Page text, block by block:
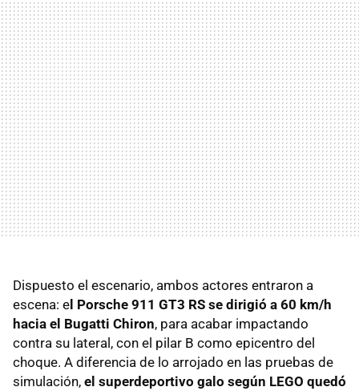
Dispuesto el escenario, ambos actores entraron a
escena: e l Porsche 911 GT3 RS se dirigió a 60 km/h
hacia el Bugatti Chiron, para acabar impactando
contra su lateral, con el pilar B como epicentro del
choque. A diferencia de lo arrojado en las pruebas de
simulación, el superdeportivo galo según LEGO quedó